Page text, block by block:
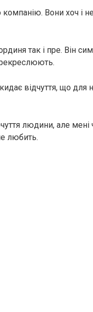
Вони хоч і
так і пре. Він
відчуття, що для
людини, але мені
любить.